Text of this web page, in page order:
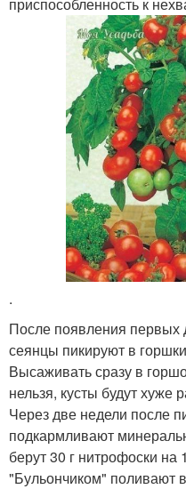
.
После появления первых
сеянцы пикируют в
Высаживать сразу в
нельзя, кусты будут хуже
Через две недели после
подкармливают
берут 30 г нитрофоски на
"Бульончиком" поливают